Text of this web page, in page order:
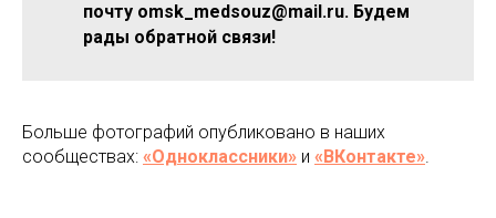
почту omsk_medsouz@mail.ru. Будем
рады обратной связи!
Больше фотографий опубликовано в наших
сообществах: «Одноклассники» и «ВКонтакте».